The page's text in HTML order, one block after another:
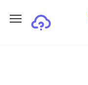
содержанию